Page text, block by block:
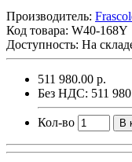
Производитель:
Код товара: W40-168Y
Доступность: На
511 980.00 р.
Без НДС: 511
Кол-во В